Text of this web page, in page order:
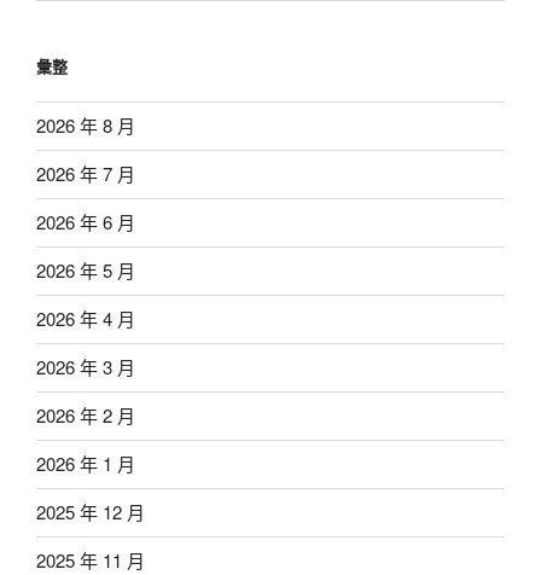
彙整
2026 年 8 月
2026 年 7 月
2026 年 6 月
2026 年 5 月
2026 年 4 月
2026 年 3 月
2026 年 2 月
2026 年 1 月
2025 年 12 月
2025 年 11 月